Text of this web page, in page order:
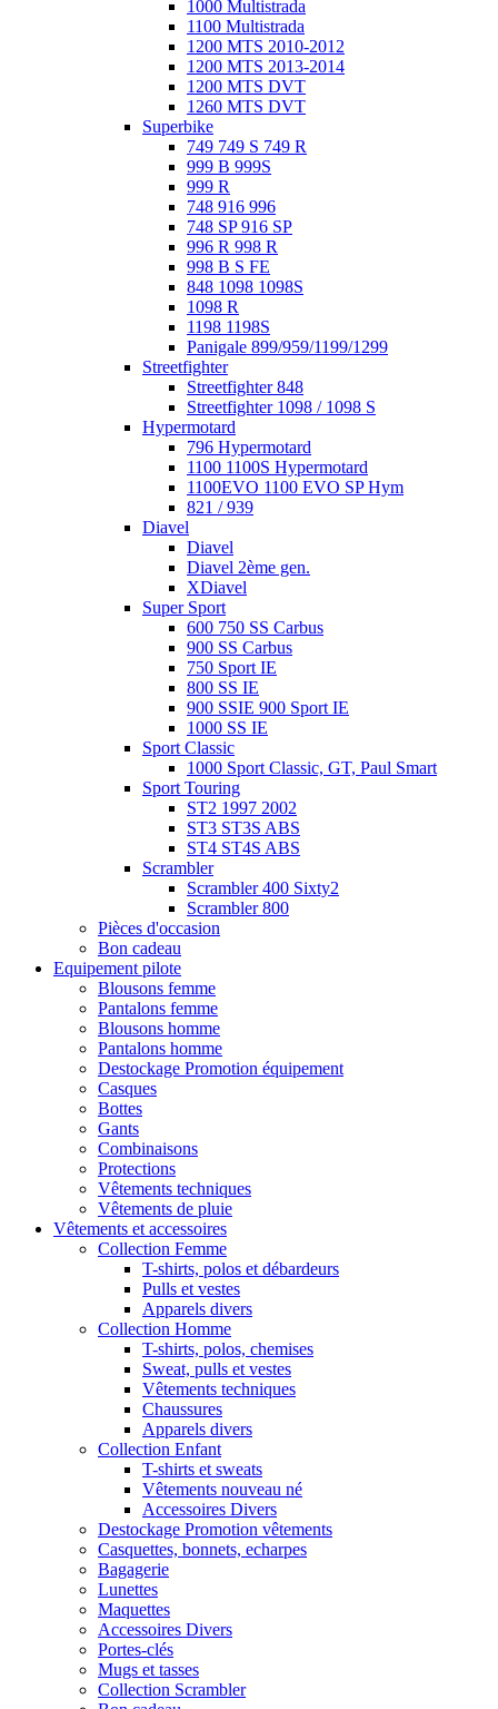
1000 Multistrada
1100 Multistrada
1200 MTS 2010-2012
1200 MTS 2013-2014
1200 MTS DVT
1260 MTS DVT
Superbike
749 749 S 749 R
999 B 999S
999 R
748 916 996
748 SP 916 SP
996 R 998 R
998 B S FE
848 1098 1098S
1098 R
1198 1198S
Panigale 899/959/1199/1299
Streetfighter
Streetfighter 848
Streetfighter 1098 / 1098 S
Hypermotard
796 Hypermotard
1100 1100S Hypermotard
1100EVO 1100 EVO SP Hym
821 / 939
Diavel
Diavel
Diavel 2ème gen.
XDiavel
Super Sport
600 750 SS Carbus
900 SS Carbus
750 Sport IE
800 SS IE
900 SSIE 900 Sport IE
1000 SS IE
Sport Classic
1000 Sport Classic, GT, Paul Smart
Sport Touring
ST2 1997 2002
ST3 ST3S ABS
ST4 ST4S ABS
Scrambler
Scrambler 400 Sixty2
Scrambler 800
Pièces d'occasion
Bon cadeau
Equipement pilote
Blousons femme
Pantalons femme
Blousons homme
Pantalons homme
Destockage Promotion équipement
Casques
Bottes
Gants
Combinaisons
Protections
Vêtements techniques
Vêtements de pluie
Vêtements et accessoires
Collection Femme
T-shirts, polos et débardeurs
Pulls et vestes
Apparels divers
Collection Homme
T-shirts, polos, chemises
Sweat, pulls et vestes
Vêtements techniques
Chaussures
Apparels divers
Collection Enfant
T-shirts et sweats
Vêtements nouveau né
Accessoires Divers
Destockage Promotion vêtements
Casquettes, bonnets, echarpes
Bagagerie
Lunettes
Maquettes
Accessoires Divers
Portes-clés
Mugs et tasses
Collection Scrambler